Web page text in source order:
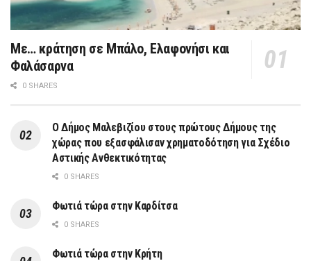
Με… κράτηση σε Μπάλο, Ελαφονήσι και
Φαλάσαρνα
0 SHARES
Ο Δήμος Μαλεβιζίου στους πρώτους Δήμους της
χώρας που εξασφάλισαν χρηματοδότηση για Σχέδιο
Αστικής Ανθεκτικότητας
0 SHARES
Φωτιά τώρα στην Καρδίτσα
0 SHARES
Φωτιά τώρα στην Κρήτη